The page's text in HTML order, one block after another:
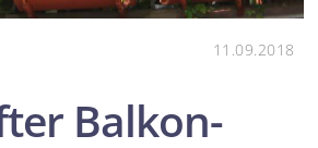
11.09.2018
Balkon-